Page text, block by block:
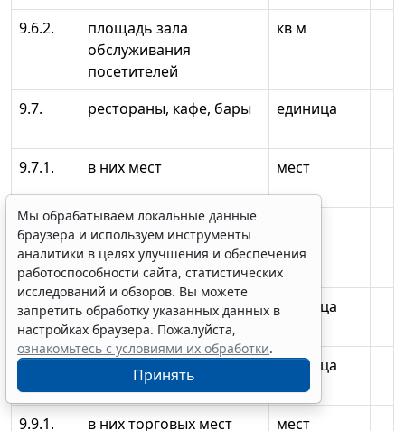
9.6.2.
площадь зала
обслуживания
посетителей
кв м
9.7. рестораны, кафе, бары единица
9.7.1. в них мест мест
9.7.2.
площадь зала
обслуживания
посетителей
9.8.
автозаправочные
станции
единица
9.9.
розничные рынки -
единица
9.9.1. в них торговых мест мест
Мы обрабатываем локальные данные
браузера и используем инструменты
аналитики в целях улучшения и обеспечения
работоспособности сайта, статистических
исследований и обзоров. Вы можете
запретить обработку указанных данных в
настройках браузера. Пожалуйста,
ознакомьтесь с условиями их обработки.
Принять